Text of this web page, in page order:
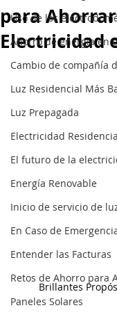
Uso de los
Ahorro de energía en
Cambio de compañía
Luz Residencial Más
Luz Prepagada
Electricidad
El futuro de la
Energía Renovable
Inicio de servicio de
En Caso de
Entender las Facturas
Retos de Ahorro para
Paneles Solares
para Ahorrar
Electricidad
Brillantes